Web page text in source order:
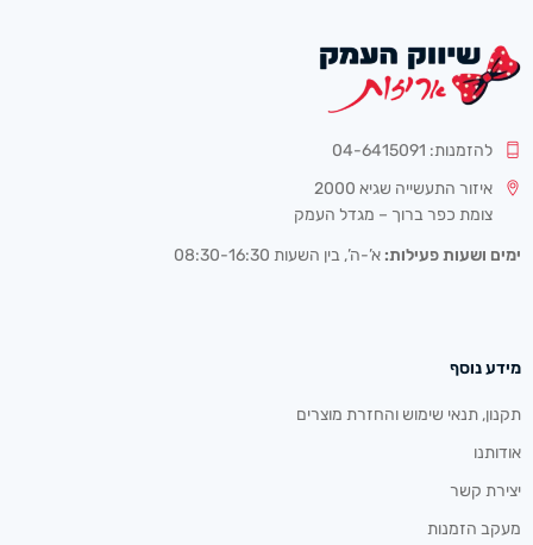
להזמנות: 04-6415091
איזור התעשייה שגיא 2000
צומת כפר ברוך – מגדל העמק
ימים ושעות פעילות: א’-ה’, בין השעות 08:30-16:30
מידע נוסף
תקנון, תנאי שימוש והחזרת מוצרים
אודותנו
יצירת קשר
מעקב הזמנות